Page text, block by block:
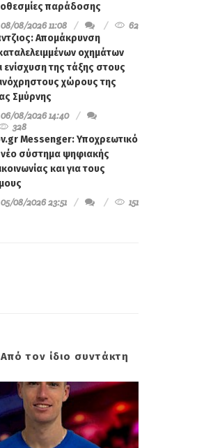
παράδοσης
08/08/2026 11:08
62
Απομάκρυνση
οχημάτων
ενίσχυση της τάξης στους
χώρους της
Σμύρνης
06/08/2026 14:40
328
Messenger: Υποχρεωτικό
σύστημα ψηφιακής
και για τους
05/08/2026 23:51
151
τον ίδιο συντάκτη